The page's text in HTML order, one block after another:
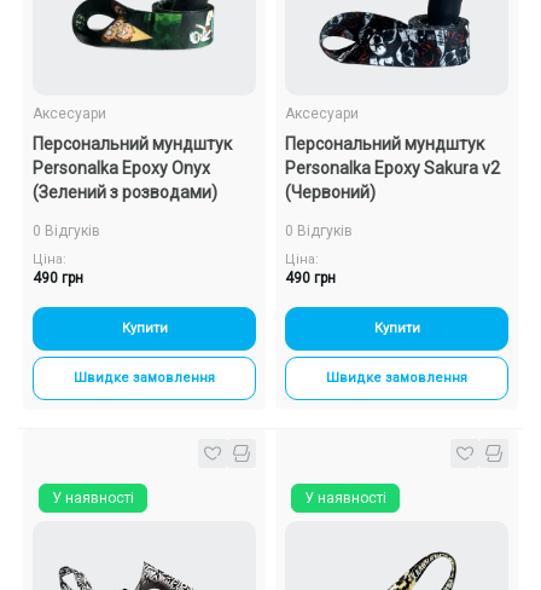
Аксесуари
Персональний мундштук
Personalka Epoxy Onyx
(Зелений з розводами)
0 Відгуків
Ціна:
490 грн
Купити
Швидке замовлення
Аксесуари
Персональний мундштук
Personalka Epoxy Sakura v2
(Червоний)
0 Відгуків
Ціна:
490 грн
Купити
Швидке замовлення
У наявності У наявності